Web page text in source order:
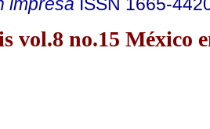
vol.8 no.15 México